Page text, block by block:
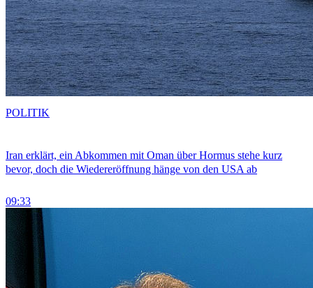
Iran erklärt, ein Abkommen mit Oman über Hormus stehe kurz
bevor, doch die Wiedereröffnung hänge von den USA ab
09:33
POLITIK